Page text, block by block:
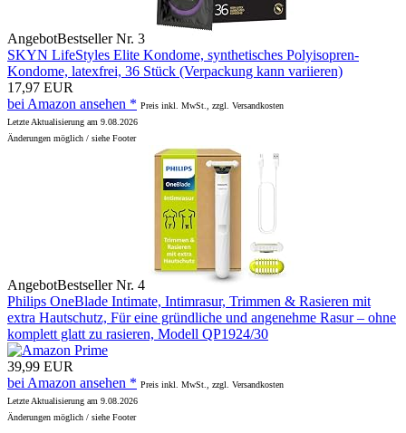
AngebotBestseller Nr. 3
SKYN LifeStyles Elite Kondome, synthetisches Polyisopren-
Kondome, latexfrei, 36 Stück (Verpackung kann variieren)
17,97 EUR
bei Amazon ansehen * Preis inkl. MwSt., zzgl. Versandkosten
Letzte Aktualisierung am 9.08.2026
Änderungen möglich / siehe Footer
AngebotBestseller Nr. 4
Philips OneBlade Intimate, Intimrasur, Trimmen & Rasieren mit
extra Hautschutz, Für eine gründliche und angenehme Rasur – ohne
komplett glatt zu rasieren, Modell QP1924/30
39,99 EUR
bei Amazon ansehen * Preis inkl. MwSt., zzgl. Versandkosten
Letzte Aktualisierung am 9.08.2026
Änderungen möglich / siehe Footer